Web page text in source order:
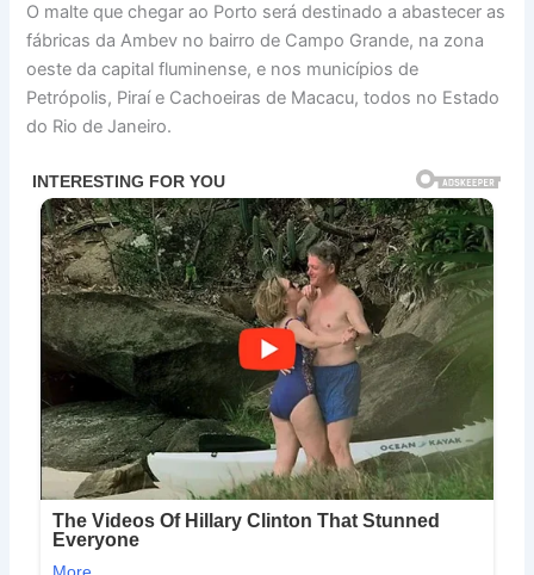
O malte que chegar ao Porto será destinado a abastecer as
fábricas da Ambev no bairro de Campo Grande, na zona
oeste da capital fluminense, e nos municípios de
Petrópolis, Piraí e Cachoeiras de Macacu, todos no Estado
do Rio de Janeiro.